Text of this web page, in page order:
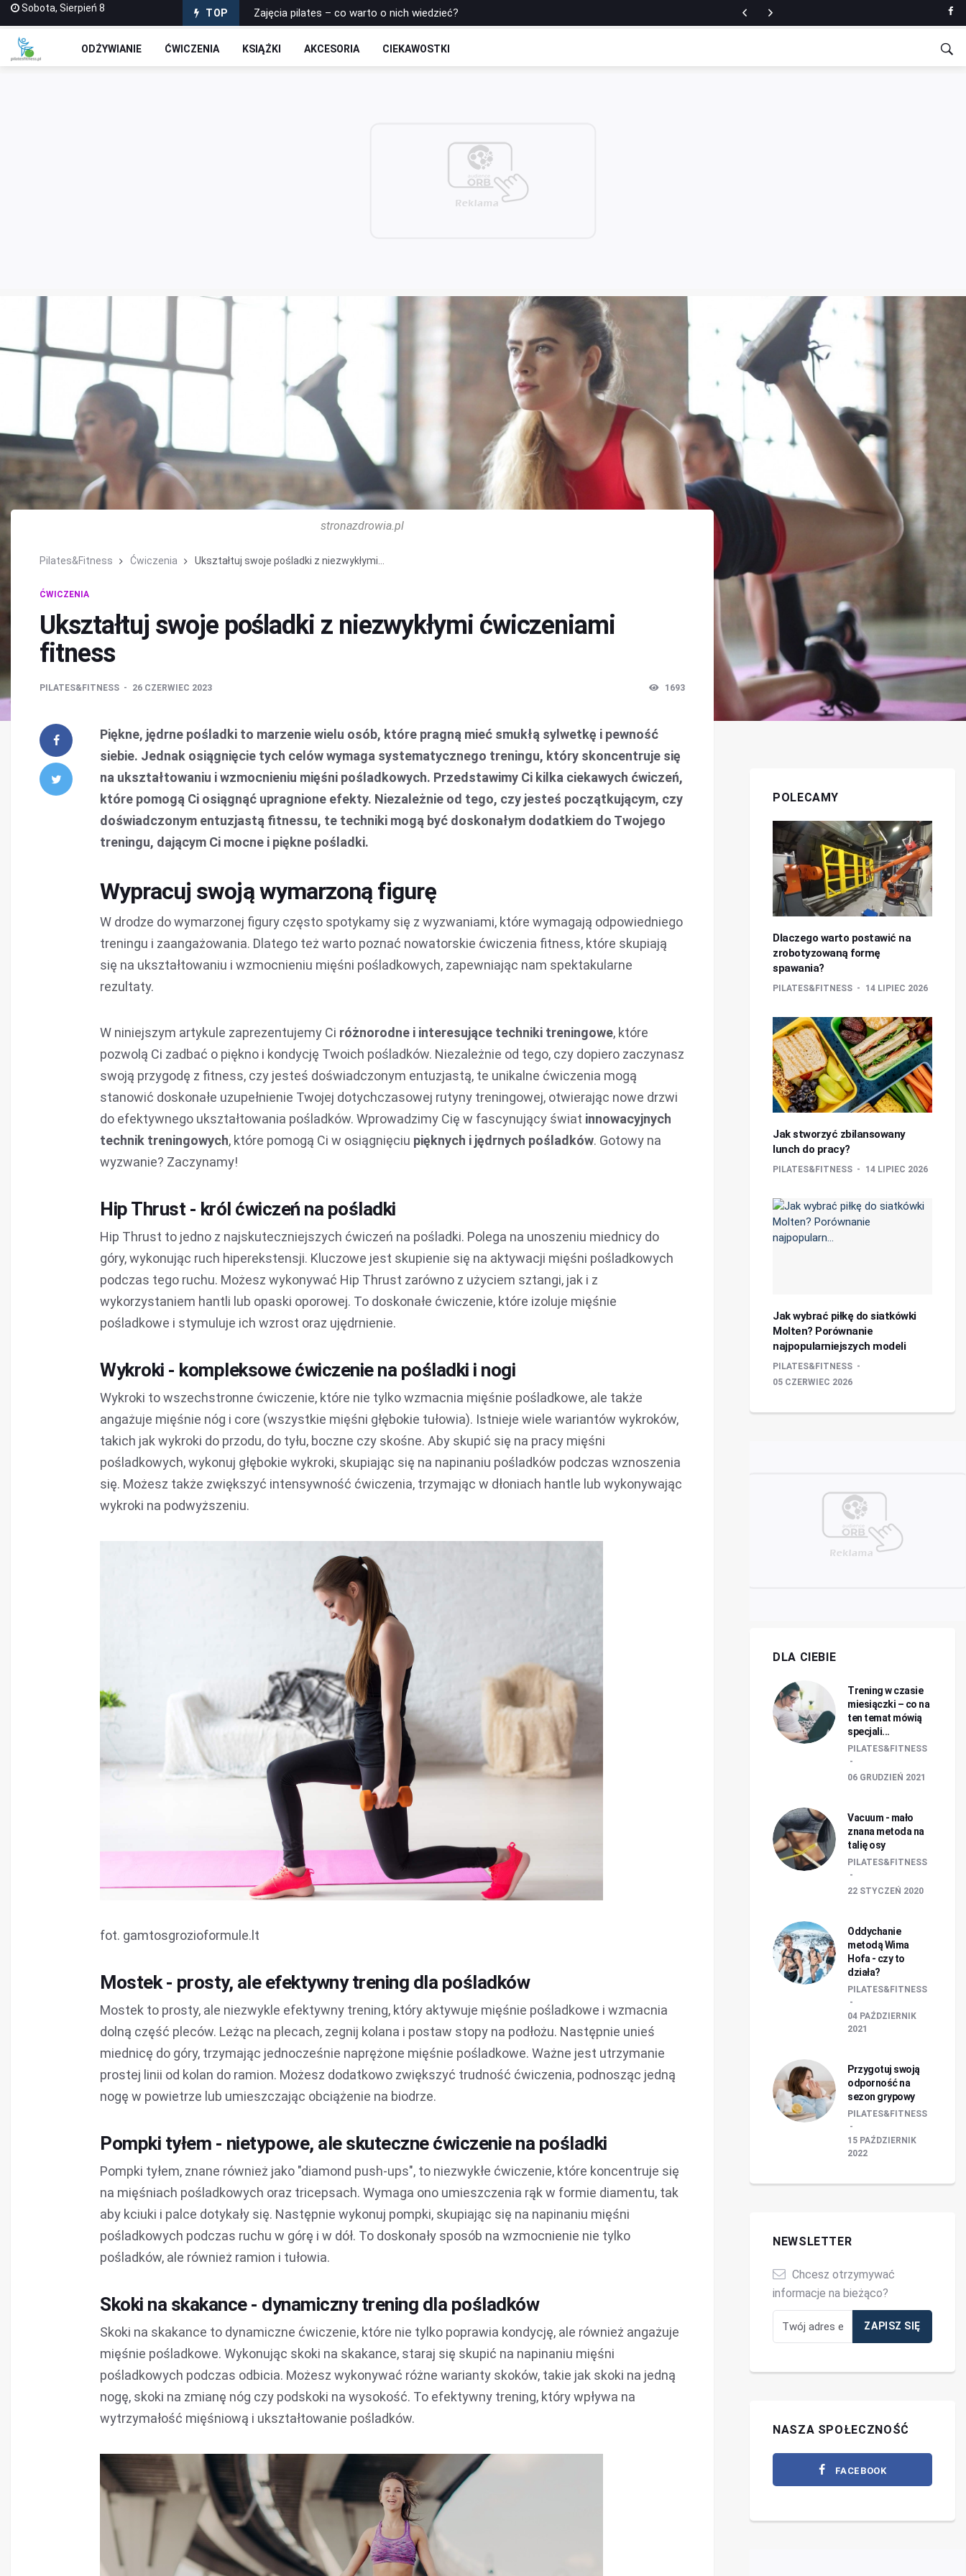
Sobota, Sierpień 8 TOP
Zajęcia pilates – co warto o nich wiedzieć?
ODŻYWIANIE ĆWICZENIA KSIĄŻKI AKCESORIA CIEKAWOSTKI
stronazdrowia.pl
Pilates&Fitness Ćwiczenia Ukształtuj swoje pośladki z niezwykłymi...
ĆWICZENIA
Ukształtuj swoje pośladki z niezwykłymi ćwiczeniami
fitness
PILATES&FITNESS 26 CZERWIEC 2023 1693
Piękne, jędrne pośladki to marzenie wielu osób, które pragną mieć smukłą sylwetkę i pewność
siebie. Jednak osiągnięcie tych celów wymaga systematycznego treningu, który skoncentruje się
na ukształtowaniu i wzmocnieniu mięśni pośladkowych. Przedstawimy Ci kilka ciekawych ćwiczeń,
które pomogą Ci osiągnąć upragnione efekty. Niezależnie od tego, czy jesteś początkującym, czy
doświadczonym entuzjastą fitnessu, te techniki mogą być doskonałym dodatkiem do Twojego
treningu, dającym Ci mocne i piękne pośladki.
Wypracuj swoją wymarzoną figurę
W drodze do wymarzonej figury często spotykamy się z wyzwaniami, które wymagają odpowiedniego
treningu i zaangażowania. Dlatego też warto poznać nowatorskie ćwiczenia fitness, które skupiają
się na ukształtowaniu i wzmocnieniu mięśni pośladkowych, zapewniając nam spektakularne
rezultaty.
W niniejszym artykule zaprezentujemy Ci różnorodne i interesujące techniki treningowe, które
pozwolą Ci zadbać o piękno i kondycję Twoich pośladków. Niezależnie od tego, czy dopiero zaczynasz
swoją przygodę z fitness, czy jesteś doświadczonym entuzjastą, te unikalne ćwiczenia mogą
stanowić doskonałe uzupełnienie Twojej dotychczasowej rutyny treningowej, otwierając nowe drzwi
do efektywnego ukształtowania pośladków. Wprowadzimy Cię w fascynujący świat innowacyjnych
technik treningowych, które pomogą Ci w osiągnięciu pięknych i jędrnych pośladków. Gotowy na
wyzwanie? Zaczynamy!
Hip Thrust - król ćwiczeń na pośladki
Hip Thrust to jedno z najskuteczniejszych ćwiczeń na pośladki. Polega na unoszeniu miednicy do
góry, wykonując ruch hiperekstensji. Kluczowe jest skupienie się na aktywacji mięśni pośladkowych
podczas tego ruchu. Możesz wykonywać Hip Thrust zarówno z użyciem sztangi, jak i z
wykorzystaniem hantli lub opaski oporowej. To doskonałe ćwiczenie, które izoluje mięśnie
pośladkowe i stymuluje ich wzrost oraz ujędrnienie.
Wykroki - kompleksowe ćwiczenie na pośladki i nogi
Wykroki to wszechstronne ćwiczenie, które nie tylko wzmacnia mięśnie pośladkowe, ale także
angażuje mięśnie nóg i core (wszystkie mięśni głębokie tułowia). Istnieje wiele wariantów wykroków,
takich jak wykroki do przodu, do tyłu, boczne czy skośne. Aby skupić się na pracy mięśni
pośladkowych, wykonuj głębokie wykroki, skupiając się na napinaniu pośladków podczas wznoszenia
się. Możesz także zwiększyć intensywność ćwiczenia, trzymając w dłoniach hantle lub wykonywając
wykroki na podwyższeniu.
fot. gamtosgrozioformule.lt
Mostek - prosty, ale efektywny trening dla pośladków
Mostek to prosty, ale niezwykle efektywny trening, który aktywuje mięśnie pośladkowe i wzmacnia
dolną część pleców. Leżąc na plecach, zegnij kolana i postaw stopy na podłożu. Następnie unieś
miednicę do góry, trzymając jednocześnie naprężone mięśnie pośladkowe. Ważne jest utrzymanie
prostej linii od kolan do ramion. Możesz dodatkowo zwiększyć trudność ćwiczenia, podnosząc jedną
nogę w powietrze lub umieszczając obciążenie na biodrze.
Pompki tyłem - nietypowe, ale skuteczne ćwiczenie na pośladki
Pompki tyłem, znane również jako "diamond push-ups", to niezwykłe ćwiczenie, które koncentruje się
na mięśniach pośladkowych oraz tricepsach. Wymaga ono umieszczenia rąk w formie diamentu, tak
aby kciuki i palce dotykały się. Następnie wykonuj pompki, skupiając się na napinaniu mięśni
pośladkowych podczas ruchu w górę i w dół. To doskonały sposób na wzmocnienie nie tylko
pośladków, ale również ramion i tułowia.
Skoki na skakance - dynamiczny trening dla pośladków
Skoki na skakance to dynamiczne ćwiczenie, które nie tylko poprawia kondycję, ale również angażuje
mięśnie pośladkowe. Wykonując skoki na skakance, staraj się skupić na napinaniu mięśni
pośladkowych podczas odbicia. Możesz wykonywać różne warianty skoków, takie jak skoki na jedną
nogę, skoki na zmianę nóg czy podskoki na wysokość. To efektywny trening, który wpływa na
wytrzymałość mięśniową i ukształtowanie pośladków.
POLECAMY
Dlaczego warto postawić na
zrobotyzowaną formę
spawania?
PILATES&FITNESS 14 LIPIEC 2026
Jak stworzyć zbilansowany
lunch do pracy?
PILATES&FITNESS 14 LIPIEC 2026
Jak wybrać piłkę do siatkówki
Molten? Porównanie
najpopularniejszych modeli
PILATES&FITNESS
05 CZERWIEC 2026
DLA CIEBIE
Trening w czasie
miesiączki – co na
ten temat mówią
specjali...
PILATES&FITNESS
06 GRUDZIEŃ 2021
Vacuum - mało
znana metoda na
talię osy
PILATES&FITNESS
22 STYCZEŃ 2020
Oddychanie
metodą Wima
Hofa - czy to
działa?
PILATES&FITNESS
04 PAŹDZIERNIK
2021
Przygotuj swoją
odporność na
sezon grypowy
PILATES&FITNESS
15 PAŹDZIERNIK
2022
NEWSLETTER
Chcesz otrzymywać
informacje na bieżąco?
NASZA SPOŁECZNOŚĆ
FACEBOOK